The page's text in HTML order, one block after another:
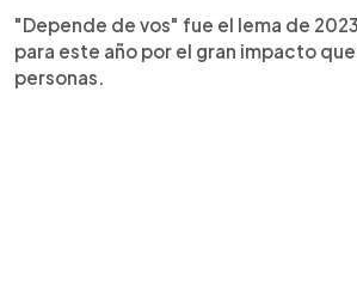
"Depende de vos" fue el lema de
para este año por el gran impacto
personas.